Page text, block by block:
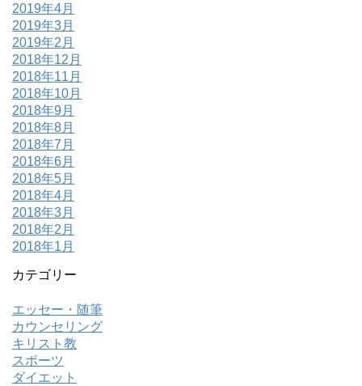
2019年4月
2019年3月
2019年2月
2018年12月
2018年11月
2018年10月
2018年9月
2018年8月
2018年7月
2018年6月
2018年5月
2018年4月
2018年3月
2018年2月
2018年1月
カテゴリー
エッセー・随筆
カウンセリング
キリスト教
スポーツ
ダイエット